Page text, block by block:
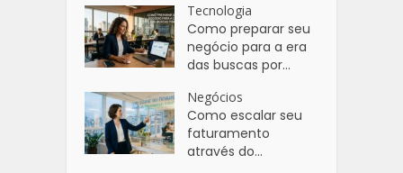
Tecnologia
Como preparar seu
negócio para a era
das buscas por...
Negócios
Como escalar seu
faturamento
através do...